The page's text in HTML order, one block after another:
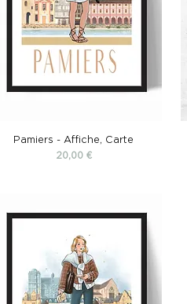
Pamiers - Affiche, Carte
Prix
20,00 €